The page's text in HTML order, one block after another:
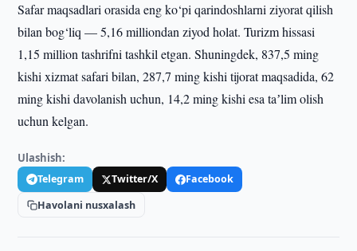
Safar maqsadlari orasida eng ko‘pi qarindoshlarni ziyorat qilish
bilan bog‘liq — 5,16 milliondan ziyod holat. Turizm hissasi
1,15 million tashrifni tashkil etgan. Shuningdek, 837,5 ming
kishi xizmat safari bilan, 287,7 ming kishi tijorat maqsadida, 62
ming kishi davolanish uchun, 14,2 ming kishi esa taʼlim olish
uchun kelgan.
Ulashish:
Telegram Twitter/X
Facebook
Havolani nusxalash